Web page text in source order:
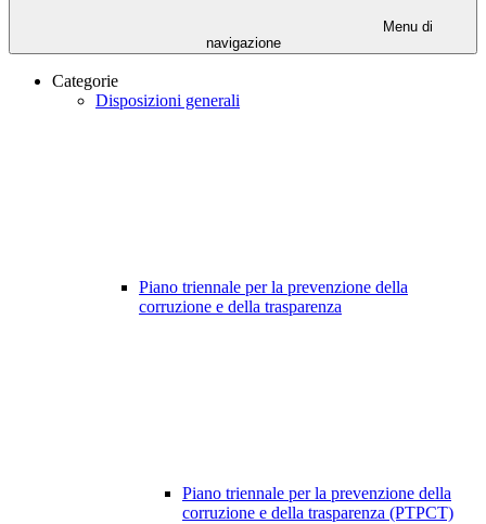
Menu di
navigazione
Categorie
Disposizioni generali
Piano triennale per la prevenzione della
corruzione e della trasparenza
Piano triennale per la prevenzione della
corruzione e della trasparenza (PTPCT)